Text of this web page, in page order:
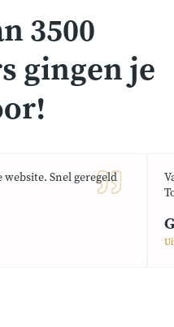
3500
gingen je
Snel geregeld